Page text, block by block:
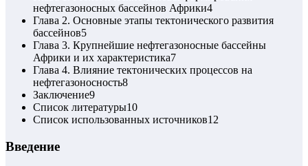
нефтегазоносных бассейнов Африки4
Глава 2. Основные этапы тектонического развития
бассейнов5
Глава 3. Крупнейшие нефтегазоносные бассейны
Африки и их характеристика7
Глава 4. Влияние тектонических процессов на
нефтегазоносность8
Заключение9
Список литературы10
Список использованных источников12
Введение